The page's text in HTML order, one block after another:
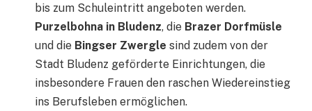
bis zum Schuleintritt angeboten werden.
Purzelbohna in Bludenz, die Brazer Dorfmüsle
und die Bingser Zwergle sind zudem von der
Stadt Bludenz geförderte Einrichtungen, die
insbesondere Frauen den raschen Wiedereinstieg
ins Berufsleben ermöglichen.